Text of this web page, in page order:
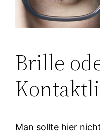
Brille
Man sollte hier